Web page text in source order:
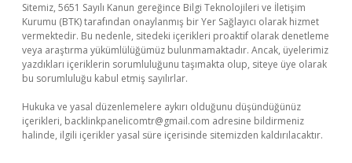
Sitemiz, 5651 Sayılı Kanun gereğince Bilgi Teknolojileri ve İletişim
Kurumu (BTK) tarafından onaylanmış bir Yer Sağlayıcı olarak hizmet
vermektedir. Bu nedenle, sitedeki içerikleri proaktif olarak denetleme
veya araştırma yükümlülüğümüz bulunmamaktadır. Ancak, üyelerimiz
yazdıkları içeriklerin sorumluluğunu taşımakta olup, siteye üye olarak
bu sorumluluğu kabul etmiş sayılırlar.
Hukuka ve yasal düzenlemelere aykırı olduğunu düşündüğünüz
içerikleri, backlinkpanelicomtr@gmail.com adresine bildirmeniz
halinde, ilgili içerikler yasal süre içerisinde sitemizden kaldırılacaktır.